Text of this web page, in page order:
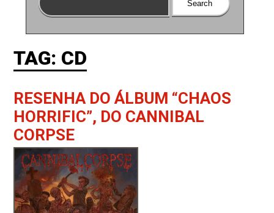
TAG: CD
RESENHA DO ÁLBUM “CHAOS
HORRIFIC”, DO CANNIBAL
CORPSE